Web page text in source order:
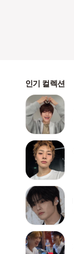
인기 컬렉션